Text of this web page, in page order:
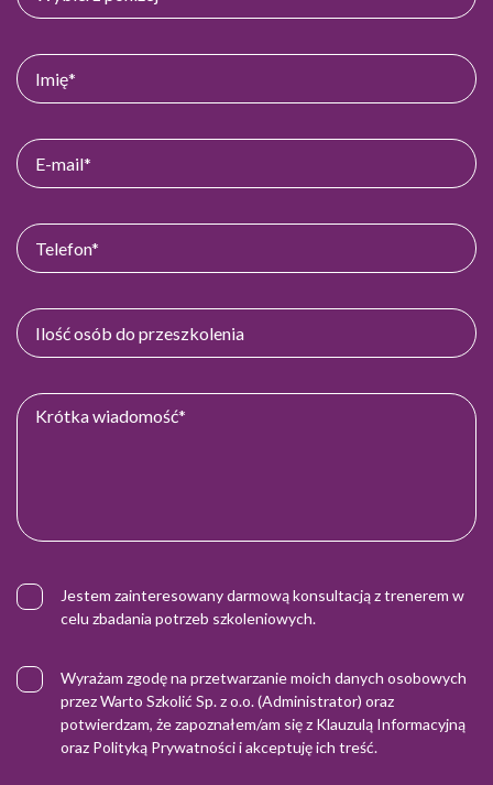
Jestem zainteresowany darmową konsultacją z trenerem w
celu zbadania potrzeb szkoleniowych.
Wyrażam zgodę na przetwarzanie moich danych osobowych
przez Warto Szkolić Sp. z o.o. (Administrator) oraz
potwierdzam, że zapoznałem/am się z Klauzulą Informacyjną
oraz Polityką Prywatnościi akceptuję ich treść.